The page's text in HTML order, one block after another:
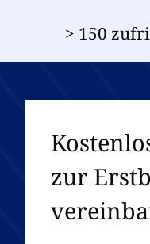
> 150
zur